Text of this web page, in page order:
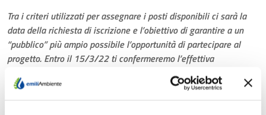
Tra i criteri utilizzati per assegnare i posti disponibili ci sarà la
data della richiesta di iscrizione e l’obiettivo di garantire a un
“pubblico” più ampio possibile l’opportunità di partecipare al
progetto. Entro il 15/3/22 ti confermeremo l’effettiva
disponibilità della visita e, in caso di esito positivo, ti
contatteremo per calendarizzarla. Per informazioni: 351